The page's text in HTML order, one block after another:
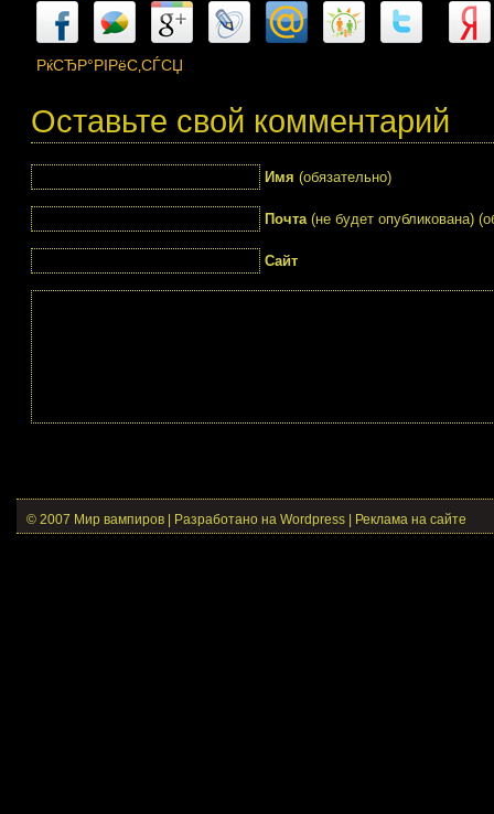
РќСЂР°РІРёС‚СЃСЏ
Оставьте свой комментарий
Имя (обязательно)
Почта(не будет опубликована)
Сайт
© 2007 Мир вампиров | Разработано на Wordpress | Реклама на сайте